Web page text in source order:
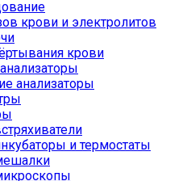
крови и электролитов
крови
анализаторы
и термостаты